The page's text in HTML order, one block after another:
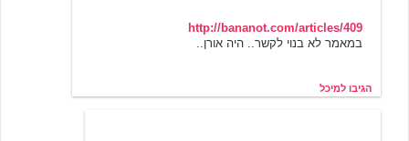
http://bananot.com/articles/409
במאמר לא בנוי לקשר.. היה אורן..
הגיבו למיכל